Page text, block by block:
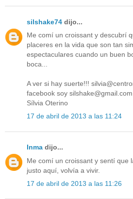
silshake74 dijo...
Me comí un croissant y descubrí
placeres en la vida que son tan
espectaculares cuando un buen
boca...
A ver si hay suerte!!!
facebook soy silshake@gmail.com
Sílvia Oterino
17 de abril de 2013 a las 11:24
Inma dijo...
Me comí un croissant y sentí que
justo aquí, volvía a vivir.
17 de abril de 2013 a las 11:26